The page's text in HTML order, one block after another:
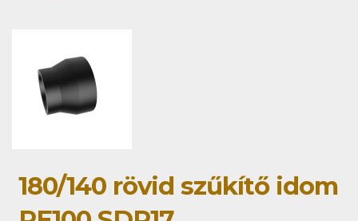
180/140 rövid szűkítő idom